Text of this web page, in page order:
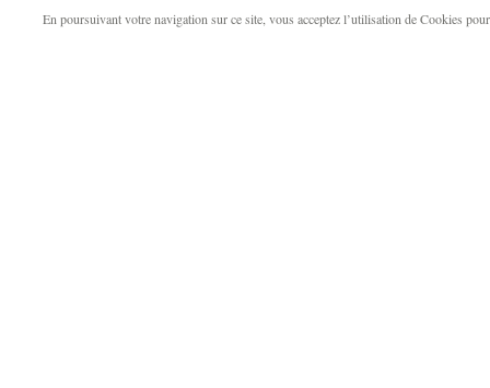
En poursuivant votre navigation sur ce site, vous acceptez l’utilisation de Cookies